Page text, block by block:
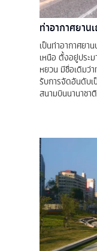
ท่าอากาศยาน
เป็นท่าอากาศยา
เหนือ ตั้งอยู่ประ
หยวน มีชื่อเดิมว่
รับการจัดอันดับ
สนามบินนานาชาติ